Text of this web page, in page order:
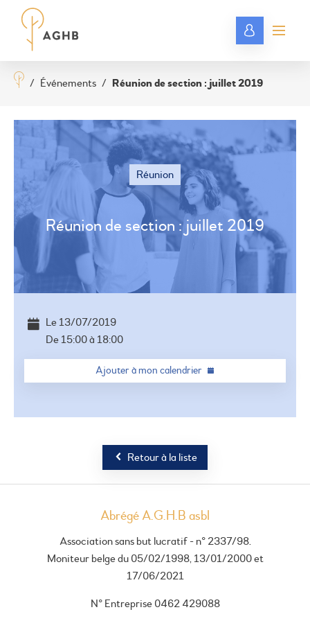
/ Événements / Réunion de section : juillet 2019
Réunion
Réunion de section : juillet 2019
Le 13/07/2019
De 15:00à 18:00
Ajouter à mon calendrier
Retour à la liste
Abrégé A.G.H.B asbl
Association sans but lucratif - n° 2337/98.
Moniteur belge du 05/02/1998, 13/01/2000 et
17/06/2021
N° Entreprise 0462 429088